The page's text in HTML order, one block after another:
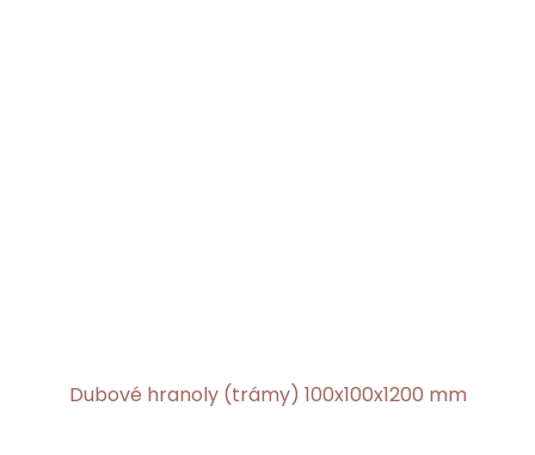
Dubové hranoly (trámy) 100x100x1200 mm